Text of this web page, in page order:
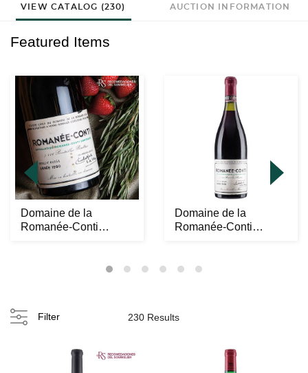
VIEW CATALOG (230) AUCTION INFORMATION
Featured Items
Domaine de la
Romanée-Conti
Domaine de la
Romanée-Conti
Filter 230 Results